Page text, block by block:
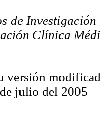
de
Clínica
versión
julio del 2005